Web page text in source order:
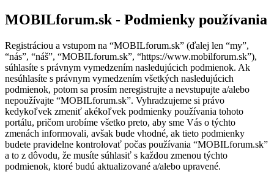
MOBILforum.sk - Podmienky používania
Registráciou a vstupom na “MOBILforum.sk” (ďalej len “my”,
“nás”, “náš”, “MOBILforum.sk”, “https://www.mobilforum.sk”),
súhlasíte s právnym vymedzením nasledujúcich podmienok. Ak
nesúhlasíte s právnym vymedzením všetkých nasledujúcich
podmienok, potom sa prosím neregistrujte a nevstupujte a/alebo
nepoužívajte “MOBILforum.sk”. Vyhradzujeme si právo
kedykoľvek zmeniť akékoľvek podmienky používania tohoto
portálu, pričom urobíme všetko preto, aby sme Vás o týchto
zmenách informovali, avšak bude vhodné, ak tieto podmienky
budete pravidelne kontrolovať počas používania “MOBILforum.sk”
a to z dôvodu, že musíte súhlasiť s každou zmenou týchto
podmienok, ktoré budú aktualizované a/alebo upravené.